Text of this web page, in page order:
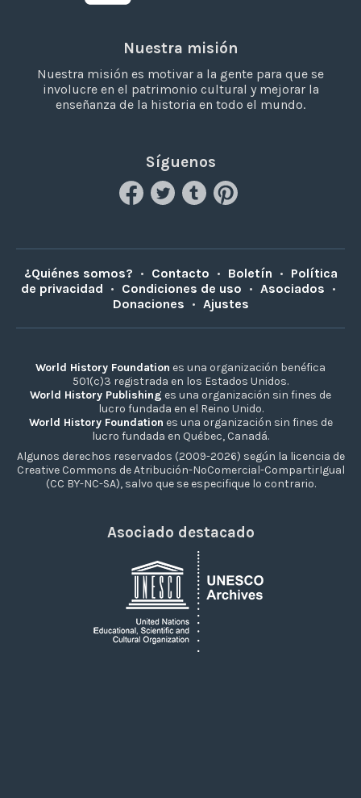
Nuestra misión
Nuestra misión es motivar a la gente para que se
involucre en el patrimonio cultural y mejorar la
enseñanza de la historia en todo el mundo.
Síguenos
¿Quiénes somos? • Contacto • Boletín • Política
de privacidad • Condiciones de uso • Asociados •
Donaciones • Ajustes
World History Foundation es una organización benéfica
501(c)3 registrada en los Estados Unidos.
World History Publishing es una organización sin fines de
lucro fundada en el Reino Unido.
World History Foundation es una organización sin fines de
lucro fundada en Québec, Canadá.
Algunos derechos reservados (2009-2026) según la licencia de
Creative Commons de Atribución-NoComercial-CompartirIgual
(CC BY-NC-SA), salvo que se especifique lo contrario.
Asociado destacado